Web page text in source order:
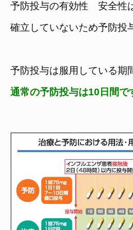
予防投与の有効性　安全性
確立していないため予防投
予防投与は服用している期
通常の予防投与は10日間で